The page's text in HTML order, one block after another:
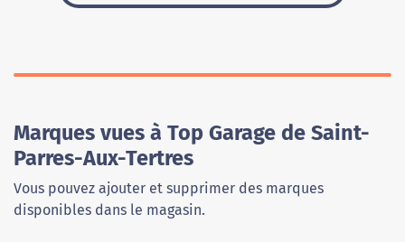
Marques vues à Top Garage de Saint-
Parres-Aux-Tertres
Vous pouvez ajouter et supprimer des marques
disponibles dans le magasin.